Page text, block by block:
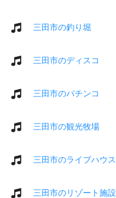
三田市の釣り堀
三田市のディスコ
三田市のパチンコ
三田市の観光牧場
三田市のライブハウス
三田市のリゾート施設